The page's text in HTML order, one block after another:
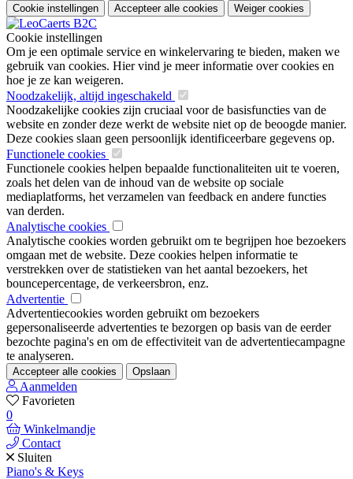
Cookie instellingen Accepteer alle cookies Weiger cookies
Cookie instellingen
Om je een optimale service en winkelervaring te bieden, maken we
gebruik van cookies. Hier vind je meer informatie over cookies en
hoe je ze kan weigeren.
Noodzakelijk, altijd ingeschakeld
Noodzakelijke cookies zijn cruciaal voor de basisfuncties van de
website en zonder deze werkt de website niet op de beoogde manier.
Deze cookies slaan geen persoonlijk identificeerbare gegevens op.
Functionele cookies
Functionele cookies helpen bepaalde functionaliteiten uit te voeren,
zoals het delen van de inhoud van de website op sociale
mediaplatforms, het verzamelen van feedback en andere functies
van derden.
Analytische cookies
Analytische cookies worden gebruikt om te begrijpen hoe bezoekers
omgaan met de website. Deze cookies helpen informatie te
verstrekken over de statistieken van het aantal bezoekers, het
bouncepercentage, de verkeersbron, enz.
Advertentie
Advertentiecookies worden gebruikt om bezoekers
gepersonaliseerde advertenties te bezorgen op basis van de eerder
bezochte pagina's en om de effectiviteit van de advertentiecampagne
te analyseren.
Accepteer alle cookies Opslaan
Aanmelden
Favorieten
0
Winkelmandje
Contact
Sluiten
Piano's & Keys